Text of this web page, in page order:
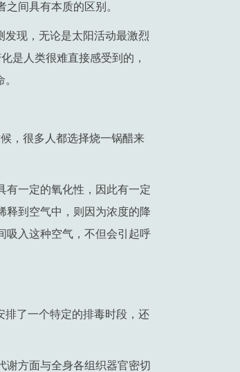
间具有本质的区别。
发现，无论是太阳活动最激烈
是人类很难直接感受到的，
，很多人都选择烧一锅醋来
有一定的氧化性，因此有一定
释到空气中，则因为浓度的降
吸入这种空气，不但会引起呼
排了一个特定的排毒时段，还
谢方面与全身各组织器官密切